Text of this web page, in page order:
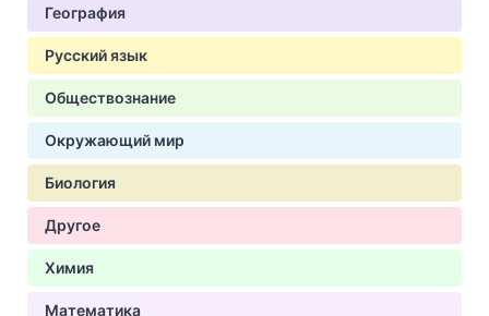
География
Русский язык
Обществознание
Окружающий мир
Биология
Другое
Химия
Математика